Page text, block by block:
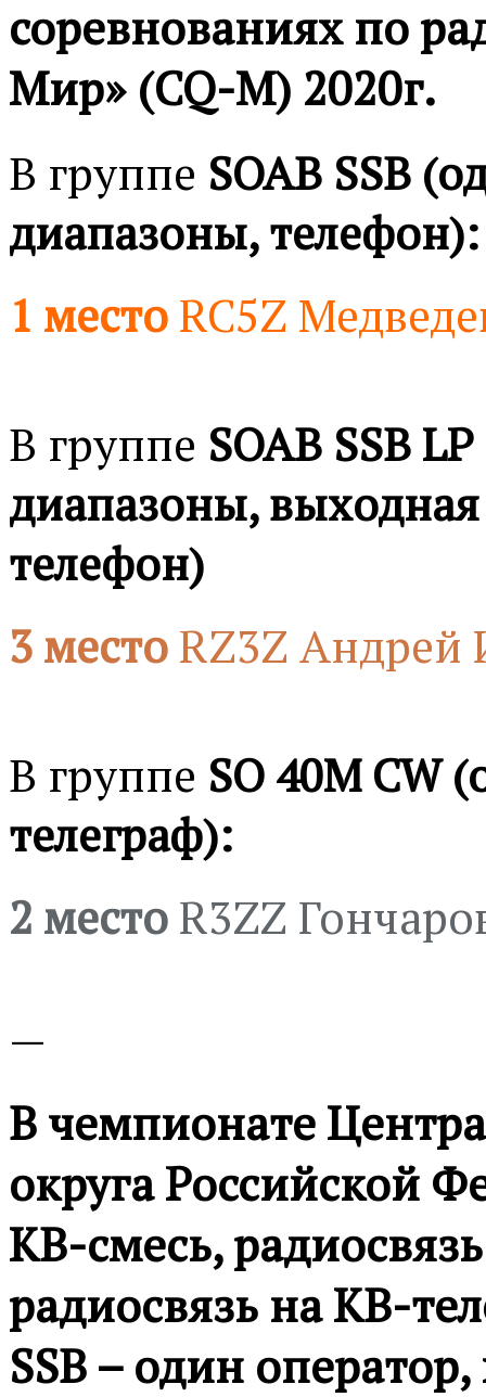
соревнованияхпо
Мир» (CQ-M) 2020г.
В группе SOAB SSB
диапазоны, телефон):
1 место RC5Z
В группе SOAB SSB
диапазоны,
телефон)
3 место RZ3Z Андрей
В группе SO 40M CW
телеграф):
2 место R3ZZ
—
В чемпионате
округа Российской
КВ-смесь,
радиосвязь на КВ-
SSB – один